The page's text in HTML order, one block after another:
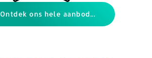
Ontdek ons hele aanbod...